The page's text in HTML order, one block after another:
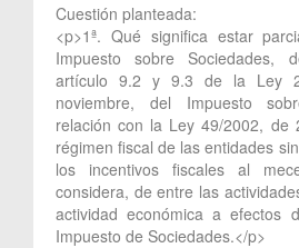
Cuestión planteada:
<p>1ª. Qué significa estar
Impuesto sobre Sociedades,
artículo 9.2 y 9.3 de la Ley
noviembre, del Impuesto
relación con la Ley 49/2002, de
régimen fiscal de las entidades
los incentivos fiscales al
considera, de entre las
actividad económica a efectos
Impuesto de Sociedades.</p>